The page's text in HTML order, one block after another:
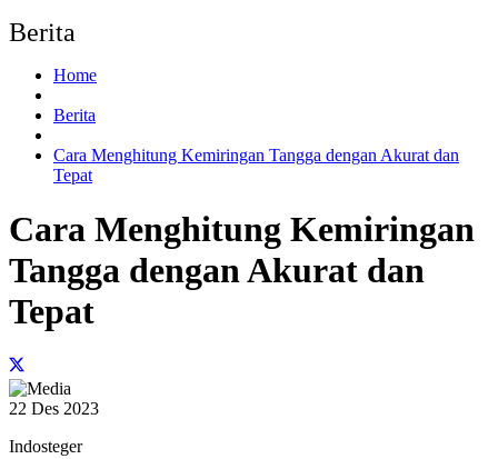
Berita
Home
Berita
Cara Menghitung Kemiringan Tangga dengan Akurat dan
Tepat
Cara Menghitung Kemiringan
Tangga dengan Akurat dan
Tepat
22 Des 2023
Indosteger